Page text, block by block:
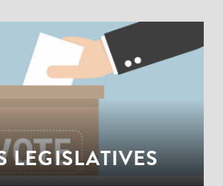
DÉMOCRATIE
PARTICIPATIVE
LEGISLATIVES